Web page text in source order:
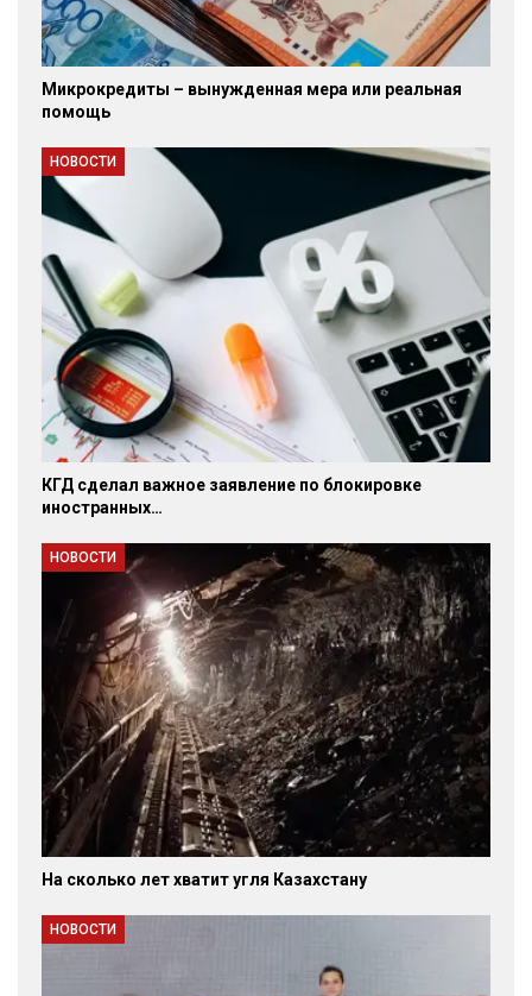
Микрокредиты – вынужденная мера или реальная
помощь
НОВОСТИ
КГД сделал важное заявление по блокировке
иностранных…
НОВОСТИ
На сколько лет хватит угля Казахстану
НОВОСТИ